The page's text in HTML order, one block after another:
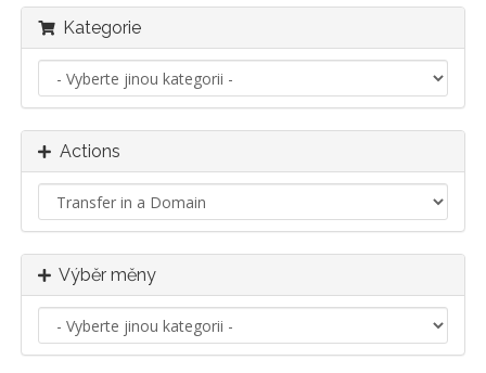
Kategorie
Actions
Výběr měny